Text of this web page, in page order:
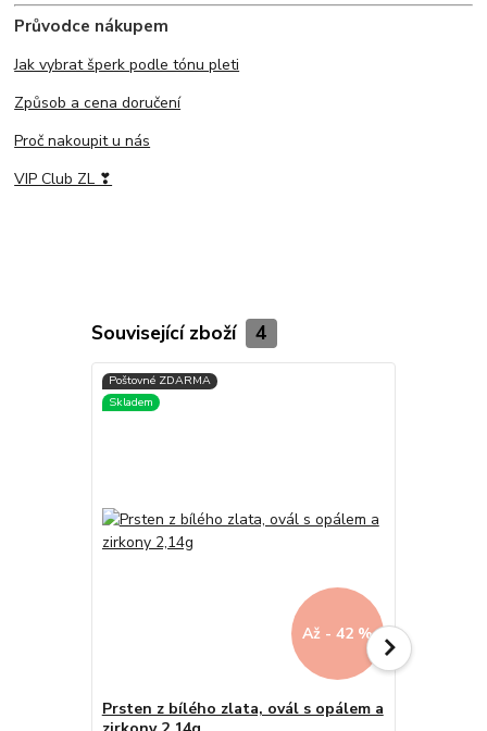
Průvodce nákupem
Jak vybrat šperk podle tónu pleti
Způsob a cena doručení
Proč nakoupit u nás
VIP Club ZL ❣
Související zboží 4
Až - 42 %
Prsten z bílého zlata, ovál s opálem a